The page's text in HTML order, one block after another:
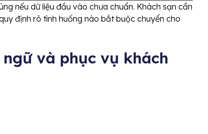
nếu dữ liệu đầu vào chưa chuẩn. Khách sạn cần
định rõ tình huống nào bắt buộc chuyển cho
và phục vụ khách